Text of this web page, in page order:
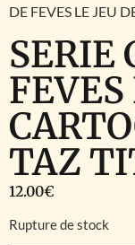
DE FEVES LE JEU
SERIE
FEVES
TAZ
12.00€
Rupture de stock